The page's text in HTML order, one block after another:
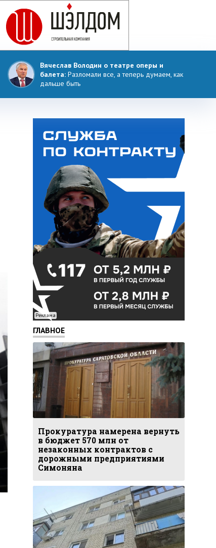
Вячеслав Володин о театре оперы и
балета: Разломали все, а теперь думаем, как
дальше быть
Реклама
ГЛАВНОЕ
Прокуратура намерена вернуть
в бюджет 570 млн от
незаконных контрактов с
дорожными предприятиями
Симоняна